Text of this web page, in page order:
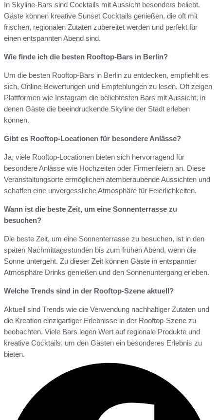
In Skyline-Bars sind Cocktails mit Aussicht besonders beliebt.
Gäste können kreative Sunset Cocktails genießen, die oft mit
frischen, regionalen Zutaten zubereitet werden und perfekt für
einen entspannten Abend sind.
Wie finde ich die besten Rooftop-Bars in Berlin?
Um die besten Rooftop-Bars in Berlin zu entdecken, empfiehlt es
sich, Online-Bewertungen und Empfehlungen zu lesen. Oft zeigen
Plattformen wie Instagram die beliebtesten Bars mit Aussicht, in
denen Gäste die beeindruckende Skyline der Stadt erleben
können.
Gibt es Rooftop-Locationen für besondere Anlässe?
Ja, viele Rooftop-Locationen bieten sich hervorragend für
besondere Anlässe wie Hochzeiten oder Firmenfeiern an. Diese
Veranstaltungsorte ermöglichen atemberaubende Aussichten und
schaffen eine unvergessliche Atmosphäre für Feierlichkeiten.
Wann ist die beste Zeit, um eine Sonnenterrasse zu
besuchen?
Die beste Zeit, um eine Sonnenterrasse zu besuchen, ist in den
späten Nachmittagsstunden bis zum frühen Abend, wenn die
Sonne untergeht. Zu dieser Zeit können Gäste in entspannter
Atmosphäre Drinks genießen und den Sonnenuntergang erleben.
Welche Trends sind in der Rooftop-Szene aktuell?
Aktuell sind Trends wie die Verwendung nachhaltiger Zutaten und
die Kreation einzigartiger Erlebnisse in der Rooftop-Szene zu
beobachten. Viele Bars legen Wert auf regionale Produkte und
kreative Cocktails, um den Gästen ein besonderes Erlebnis zu
bieten.